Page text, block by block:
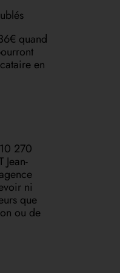
quand
en
270
Jean-
ni
que
ou de